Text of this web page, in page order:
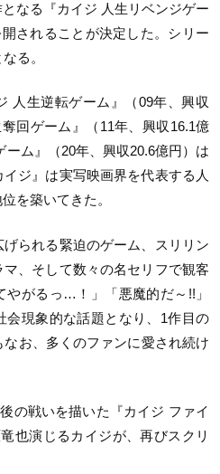
なる『カイジ 人生リベンジゲー
されることが決定した。シリー
る。
人生逆転ゲーム』（09年、興収
回ゲーム』（11年、興収16.1億
ム』（20年、興収20.6億円）は
ジ』は実写映画界を代表する人
を築いてきた。
られる緊迫のゲーム、スリリン
、そして数々の名セリフで観客
やがるっ…！」「悪魔的だ～!!」
会現象的な話題となり、1作目の
お、多くのファンに愛され続け
の戦いを描いた『カイジ ファイ
也演じるカイジが、再びスクリ